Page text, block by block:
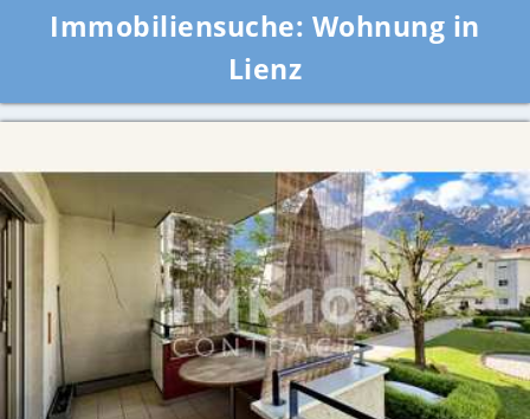
Immobiliensuche: Wohnung in
Lienz